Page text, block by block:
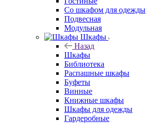
Со шкафом для одежды
Подвесная
Модульная
Шкафы
Назад
Шкафы
Библиотека
Распашные шкафы
Буфеты
Винные
Книжные шкафы
Шкафы для одежды
Гардеробные